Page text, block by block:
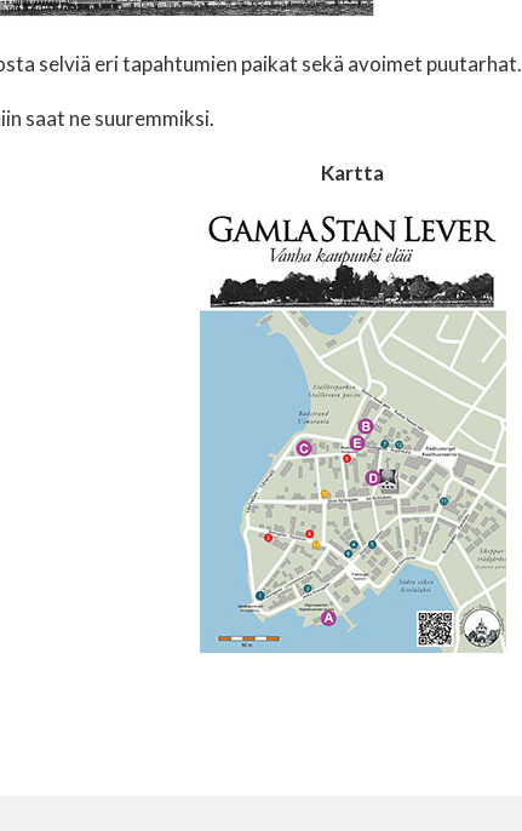
selviä eri tapahtumien paikat sekä avoimet puutarhat.
saat ne suuremmiksi.
Kartta